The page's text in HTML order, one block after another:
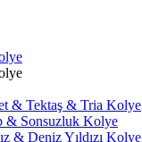
& Tektaş & Tria Kolye
& Sonsuzluk Kolye
& Deniz Yıldızı Kolye